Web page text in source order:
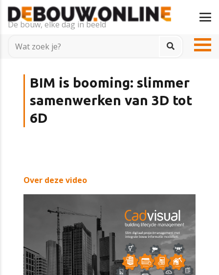
De bouw, elke dag in beeld
BIM is booming: slimmer
samenwerken van 3D tot
6D
Over deze video